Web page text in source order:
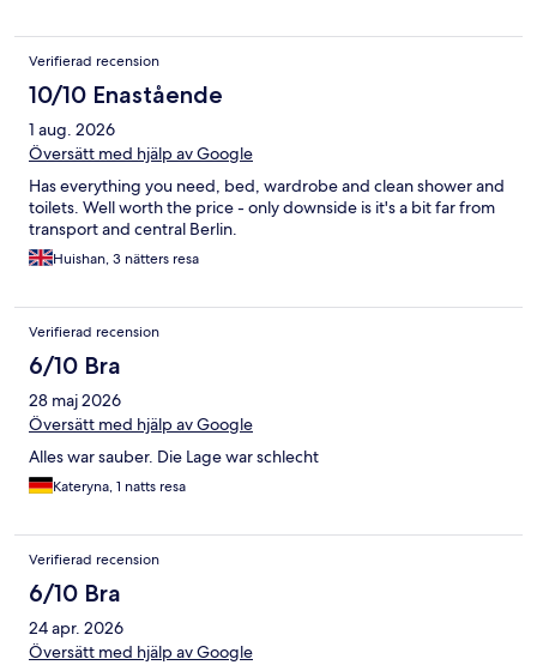
Verifierad recension
10/10 Enastående
1 aug. 2026
Översätt med hjälp av Google
Has everything you need, bed, wardrobe and clean shower and
toilets. Well worth the price - only downside is it's a bit far from
transport and central Berlin.
Huishan, 3 nätters resa
Verifierad recension
6/10 Bra
28 maj 2026
Översätt med hjälp av Google
Alles war sauber. Die Lage war schlecht
Kateryna, 1 natts resa
Verifierad recension
6/10 Bra
24 apr. 2026
Översätt med hjälp av Google